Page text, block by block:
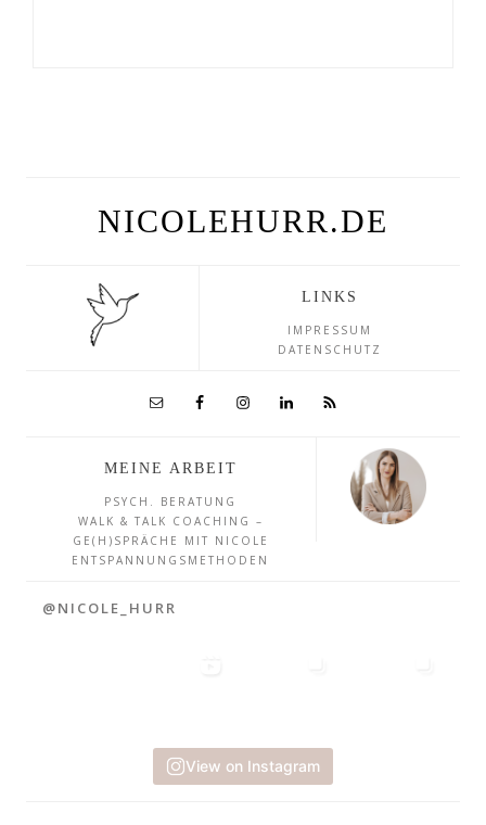
NICOLEHURR.DE
LINKS
IMPRESSUM
DATENSCHUTZ
MEINE ARBEIT
PSYCH. BERATUNG
WALK & TALK COACHING –
GE(H)SPRÄCHE MIT NICOLE
ENTSPANNUNGSMETHODEN
@NICOLE_HURR
View on Instagram